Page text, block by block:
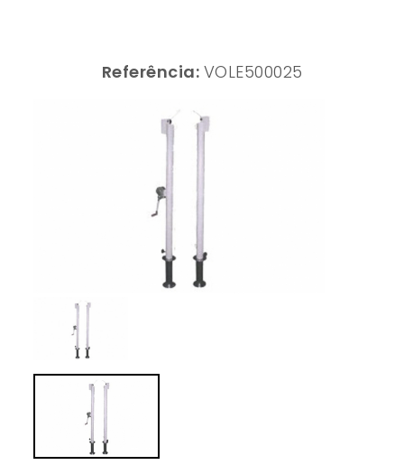
Referência: VOLE500025